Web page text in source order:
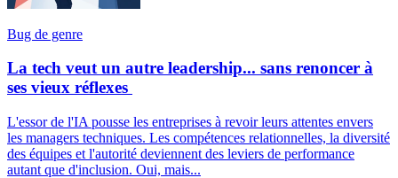
Bug de genre
La tech veut un autre leadership... sans renoncer à
ses vieux réflexes
L'essor de l'IA pousse les entreprises à revoir leurs attentes envers
les managers techniques. Les compétences relationnelles, la diversité
des équipes et l'autorité deviennent des leviers de performance
autant que d'inclusion. Oui, mais...